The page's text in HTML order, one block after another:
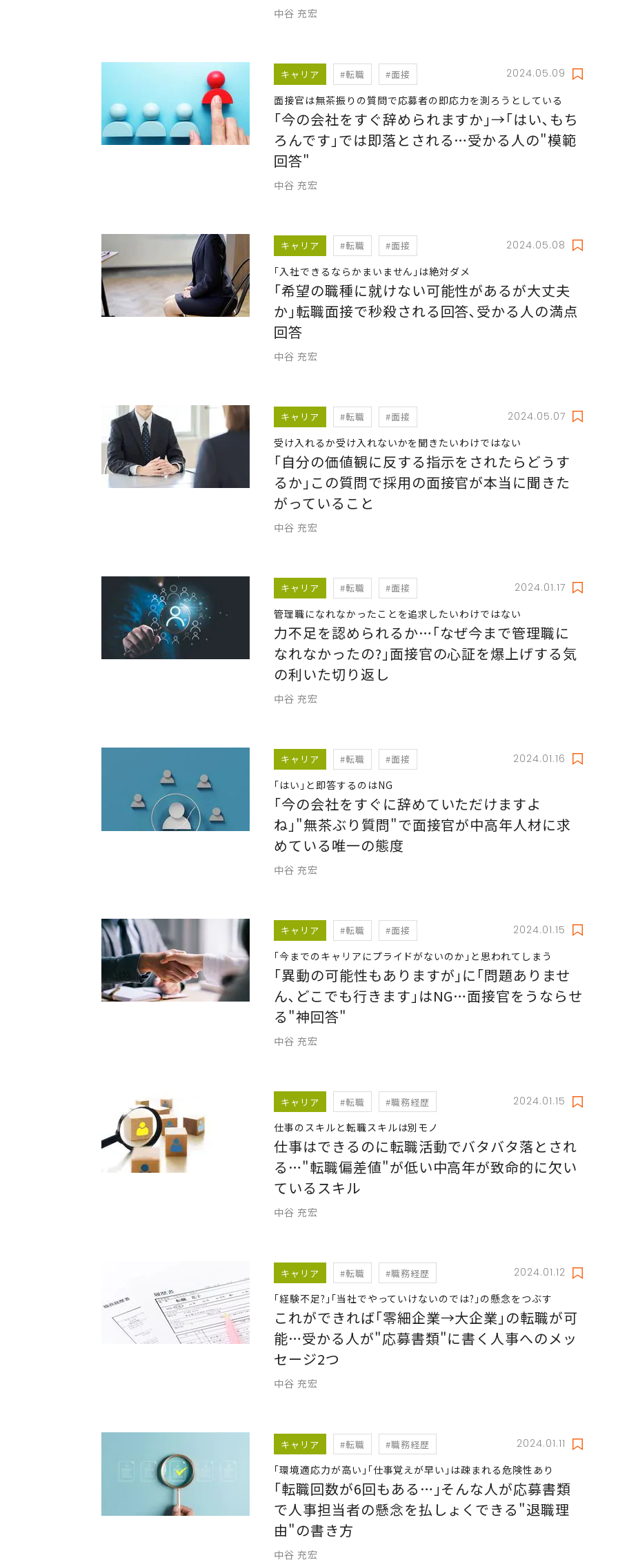
中谷 充宏
キャリア #転職 #面接
2024.05.09
面接官は無茶振りの質問で応募者の即応力を測ろうとしている
｢今の会社をすぐ辞められますか｣→｢はい､もち
ろんです｣では即落とされる…受かる人の"模範
回答"
中谷 充宏
キャリア #転職 #面接
2024.05.08
｢入社できるならかまいません｣は絶対ダメ
｢希望の職種に就けない可能性があるが大丈夫
か｣転職面接で秒殺される回答､受かる人の満点
回答
中谷 充宏
キャリア #転職 #面接
2024.05.07
受け入れるか受け入れないかを聞きたいわけではない
｢自分の価値観に反する指示をされたらどうす
るか｣この質問で採用の面接官が本当に聞きた
がっていること
中谷 充宏
キャリア #転職 #面接
2024.01.17
管理職になれなかったことを追求したいわけではない
力不足を認められるか…｢なぜ今まで管理職に
なれなかったの?｣面接官の心証を爆上げする気
の利いた切り返し
中谷 充宏
キャリア #転職 #面接
2024.01.16
｢はい｣と即答するのはNG
｢今の会社をすぐに辞めていただけますよ
ね｣"無茶ぶり質問"で面接官が中高年人材に求
めている唯一の態度
中谷 充宏
キャリア #転職 #面接
2024.01.15
｢今までのキャリアにプライドがないのか｣と思われてしまう
｢異動の可能性もありますが｣に｢問題ありませ
ん､どこでも行きます｣はNG…面接官をうならせ
る"神回答"
中谷 充宏
キャリア #転職 #職務経歴
2024.01.15
仕事のスキルと転職スキルは別モノ
仕事はできるのに転職活動でバタバタ落とされ
る…"転職偏差値"が低い中高年が致命的に欠い
ているスキル
中谷 充宏
キャリア #転職 #職務経歴
2024.01.12
｢経験不足?｣｢当社でやっていけないのでは?｣の懸念をつぶす
これができれば｢零細企業→大企業｣の転職が可
能…受かる人が"応募書類"に書く人事へのメッ
セージ2つ
中谷 充宏
キャリア #転職 #職務経歴
2024.01.11
｢環境適応力が高い｣｢仕事覚えが早い｣は疎まれる危険性あり
｢転職回数が6回もある…｣そんな人が応募書類
で人事担当者の懸念を払しょくできる"退職理
由"の書き方
中谷 充宏